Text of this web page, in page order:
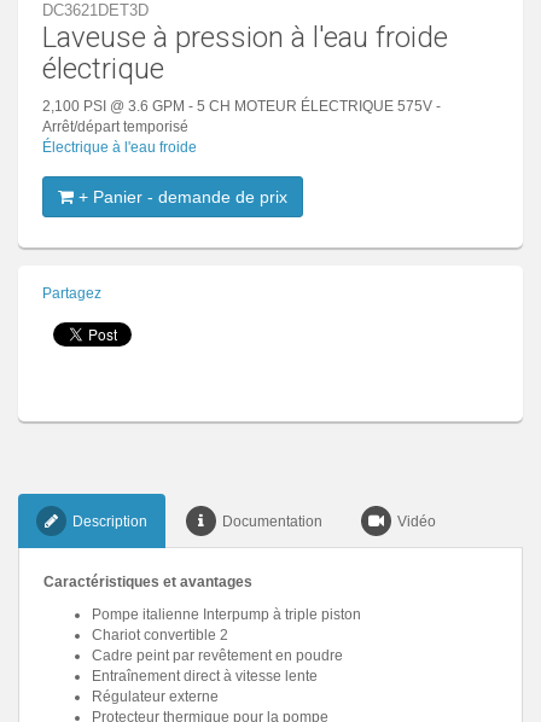
DC3621DET3D
Laveuse à pression à l'eau froide
électrique
2,100 PSI @ 3.6 GPM - 5 CH MOTEUR ÉLECTRIQUE 575V -
Arrêt/départ temporisé
Électrique à l'eau froide
+ Panier - demande de prix
Partagez
Description Documentation Vidéo
Caractéristiques et avantages
Pompe italienne Interpump à triple piston
Chariot convertible 2
Cadre peint par revêtement en poudre
Entraînement direct à vitesse lente
Régulateur externe
Protecteur thermique pour la pompe